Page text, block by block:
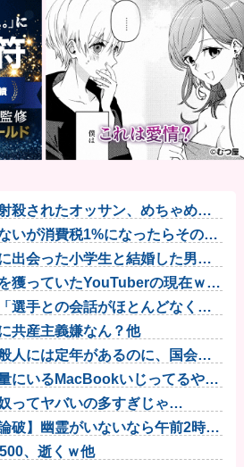
殺されたオッサン、めちゃめち
いが消費税1%になったらその分
出会った小学生と結婚した男、
獲っていたYouTuberの現在ｗｗ
選手との会話がほとんどなく意
共産主義嫌なん？他
人には定年があるのに、国会議
にいるMacBookいじってるやつ
ってヤバいの多すぎじゃ
破】幽霊がいないなら午前2時に
、逝くｗ他